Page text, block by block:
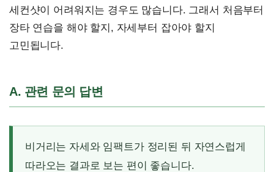
세컨샷이 어려워지는 경우도 많습니다. 그래서 처음부터
장타 연습을 해야 할지, 자세부터 잡아야 할지
고민됩니다.
A. 관련 문의 답변
비거리는 자세와 임팩트가 정리된 뒤 자연스럽게
따라오는 결과로 보는 편이 좋습니다.